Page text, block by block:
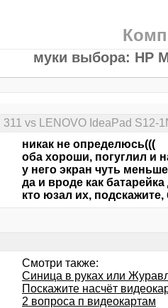
муки выбора: HP
vs LENOVO IdeaPad S12-
никак не определюсь(((
оба хороши, погуглил и
у него экран чуть
да и вроде как
кто юзал их,
Смотри также:
Синица в руках или
Поскажите насчёт
2 вопроса п видеокартам